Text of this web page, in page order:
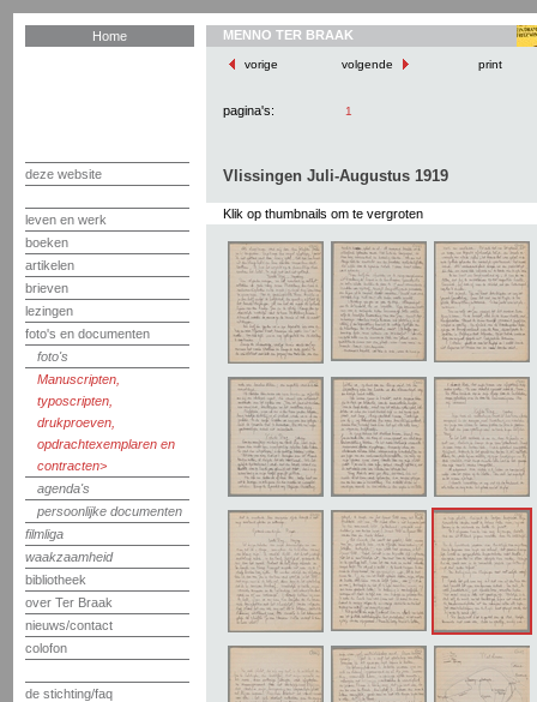
Home
deze website
leven en werk
boeken
artikelen
brieven
lezingen
foto's en documenten
foto's
Manuscripten,
typoscripten,
drukproeven,
opdrachtexemplaren en
contracten
agenda's
persoonlijke documenten
filmliga
waakzaamheid
bibliotheek
over Ter Braak
nieuws/contact
colofon
de stichting/faq
MENNO TER BRAAK
vorige volgende print
pagina's: 1
Vlissingen Juli-Augustus 1919
Klik op thumbnails om te vergroten